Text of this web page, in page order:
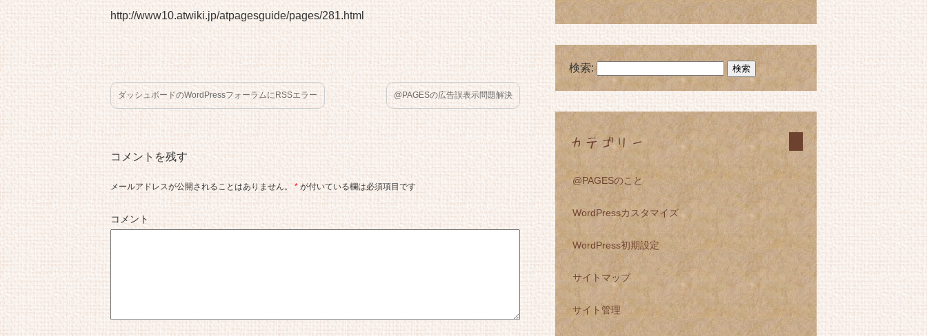
http://www10.atwiki.jp/atpagesguide/pages/281.html
ダッシュボードのWordPressフォーラムにRSSエラー @PAGESの広告誤表示問題解決
コメントを残す
メールアドレスが公開されることはありません。 * が付いている欄は必須項目です
コメント
検索:
カテゴリー
@PAGESのこと
WordPressカスタマイズ
WordPress初期設定
サイトマップ
サイト管理